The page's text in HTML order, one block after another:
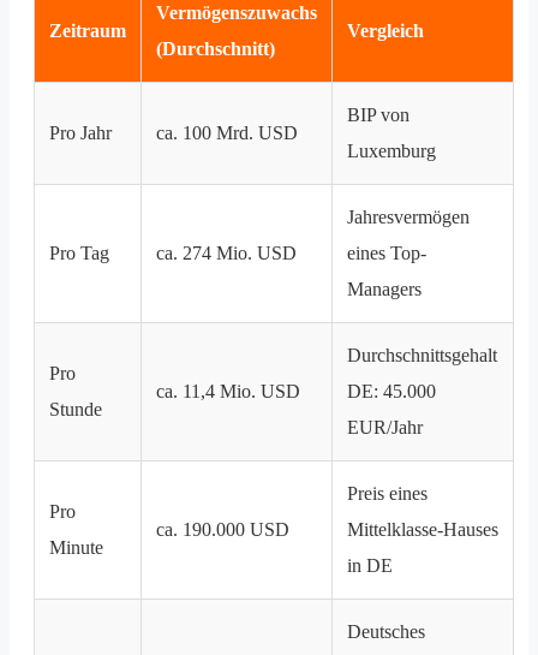
Zeitraum
Vermögenszuwachs
(Durchschnitt)
Vergleich
Pro Jahr ca. 100 Mrd. USD
BIP von
Luxemburg
Pro Tag ca. 274 Mio. USD
Jahresvermögen
eines Top-
Managers
Pro
Stunde
ca. 11,4 Mio. USD
Durchschnittsgehalt
DE: 45.000
EUR/Jahr
Pro
Minute
ca. 190.000 USD
Preis eines
Mittelklasse-Hauses
in DE
Deutsches